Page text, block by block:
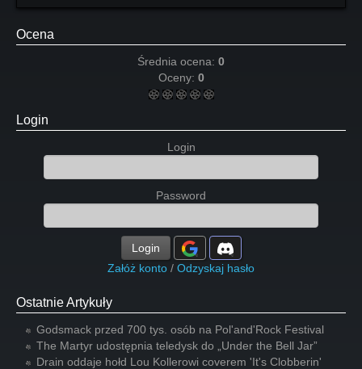
Ocena
Średnia ocena: 0
Oceny: 0
Login
Login
Password
Login
Załóż konto / Odzyskaj hasło
Ostatnie Artykuły
Godsmack przed 700 tys. osób na Pol'and'Rock Festival
The Martyr udostępnia teledysk do „Under the Bell Jar”
Drain oddaje hołd Lou Kollerowi coverem 'It's Clobberin'